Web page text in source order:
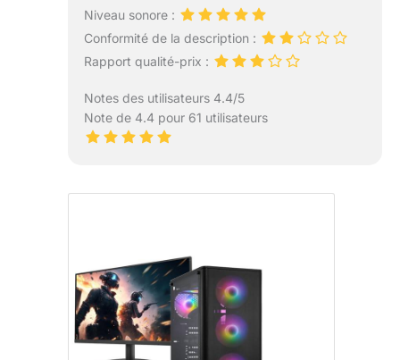
Niveau sonore :
Conformité de la description :
Rapport qualité-prix :
Notes des utilisateurs 4.4/5
Note de 4.4 pour 61 utilisateurs